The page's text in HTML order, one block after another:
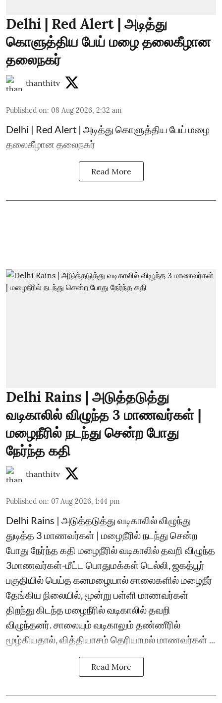
Delhi | Red Alert | அடித்து
கொளுத்திய பேய் மழை தலைகீழான
தலைநகர்
thanthitv
Published on: 08 Aug 2026, 2:32 am
Delhi | Red Alert | அடித்து கொளுத்திய பேய் மழை
தலைகீழான தலைநகர்
Read More
Delhi Rains | அடுத்தடுத்து
வடிகாலில் விழுந்த 3 மாணவர்கள் |
மழைநீரில் நடந்து சென்ற போது
நேர்ந்த கதி
thanthitv
Published on: 07 Aug 2026, 1:44 pm
Delhi Rains | அடுத்தடுத்து வடிகாலில் விழுந்து
துடித்த 3 மாணவர்கள் | மழைநீரில் நடந்து சென்ற
போது நேர்ந்த கதி மழைநீரில் வடிகாலில் தவறி விழுந்த
3மாணவர்கள்-மீட்ட பொதுமக்கள் டெல்லி, ஜகத்பூர்
பகுதியில் பெய்த கனமழையால் சாலைகளில் மழைநீர்
தேங்கிய நிலையில், மூன்று பள்ளி மாணவர்கள்
திறந்து கிடந்த மழைநீரில் வடிகாலில் தவறி
விழுந்தனர். சாலையும் வடிகாலும் தண்ணீரில்
மூழ்கியதால், வித்தியாசம் தெரியாமல் மாணவர்கள் ...
Read More